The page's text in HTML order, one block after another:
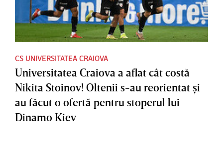
CS UNIVERSITATEA CRAIOVA
Universitatea Craiova a aflat cât costă
Nikita Stoinov! Oltenii s-au reorientat şi
au făcut o ofertă pentru stoperul lui
Dinamo Kiev